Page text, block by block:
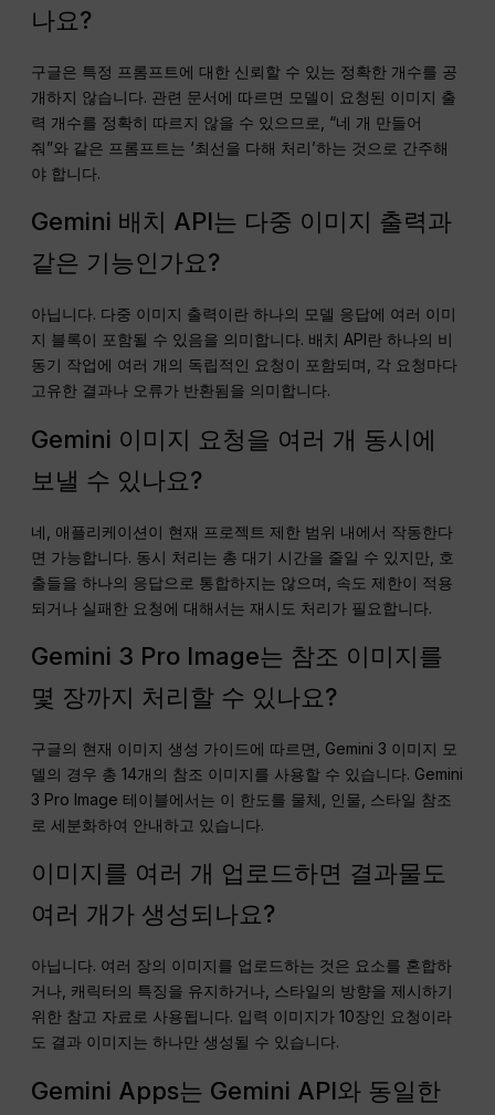
나요?
구글은 특정 프롬프트에 대한 신뢰할 수 있는 정확한 개수를 공
개하지 않습니다. 관련 문서에 따르면 모델이 요청된 이미지 출
력 개수를 정확히 따르지 않을 수 있으므로, “네 개 만들어
줘”와 같은 프롬프트는 ‘최선을 다해 처리’하는 것으로 간주해
야 합니다.
Gemini 배치 API는 다중 이미지 출력과
같은 기능인가요?
아닙니다. 다중 이미지 출력이란 하나의 모델 응답에 여러 이미
지 블록이 포함될 수 있음을 의미합니다. 배치 API란 하나의 비
동기 작업에 여러 개의 독립적인 요청이 포함되며, 각 요청마다
고유한 결과나 오류가 반환됨을 의미합니다.
Gemini 이미지 요청을 여러 개 동시에
보낼 수 있나요?
네, 애플리케이션이 현재 프로젝트 제한 범위 내에서 작동한다
면 가능합니다. 동시 처리는 총 대기 시간을 줄일 수 있지만, 호
출들을 하나의 응답으로 통합하지는 않으며, 속도 제한이 적용
되거나 실패한 요청에 대해서는 재시도 처리가 필요합니다.
Gemini 3 Pro Image는 참조 이미지를
몇 장까지 처리할 수 있나요?
구글의 현재 이미지 생성 가이드에 따르면, Gemini 3 이미지 모
델의 경우 총 14개의 참조 이미지를 사용할 수 있습니다. Gemini
3 Pro Image 테이블에서는 이 한도를 물체, 인물, 스타일 참조
로 세분화하여 안내하고 있습니다.
이미지를 여러 개 업로드하면 결과물도
여러 개가 생성되나요?
아닙니다. 여러 장의 이미지를 업로드하는 것은 요소를 혼합하
거나, 캐릭터의 특징을 유지하거나, 스타일의 방향을 제시하기
위한 참고 자료로 사용됩니다. 입력 이미지가 10장인 요청이라
도 결과 이미지는 하나만 생성될 수 있습니다.
Gemini Apps는 Gemini API와 동일한